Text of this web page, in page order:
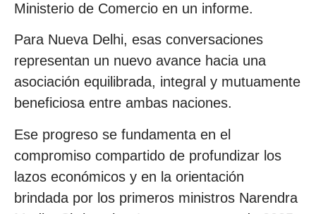
Ministerio de Comercio en un informe.
Para Nueva Delhi, esas conversaciones
representan un nuevo avance hacia una
asociación equilibrada, integral y mutuamente
beneficiosa entre ambas naciones.
Ese progreso se fundamenta en el
compromiso compartido de profundizar los
lazos económicos y en la orientación
brindada por los primeros ministros Narendra